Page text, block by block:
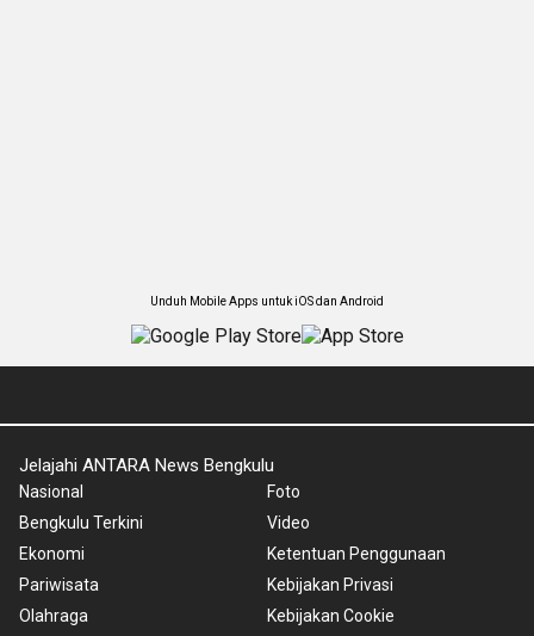
Unduh Mobile Apps untuk iOS dan Android
Jelajahi ANTARA News Bengkulu
Nasional
Bengkulu Terkini
Ekonomi
Pariwisata
Olahraga
Foto
Video
Ketentuan Penggunaan
Kebijakan Privasi
Kebijakan Cookie